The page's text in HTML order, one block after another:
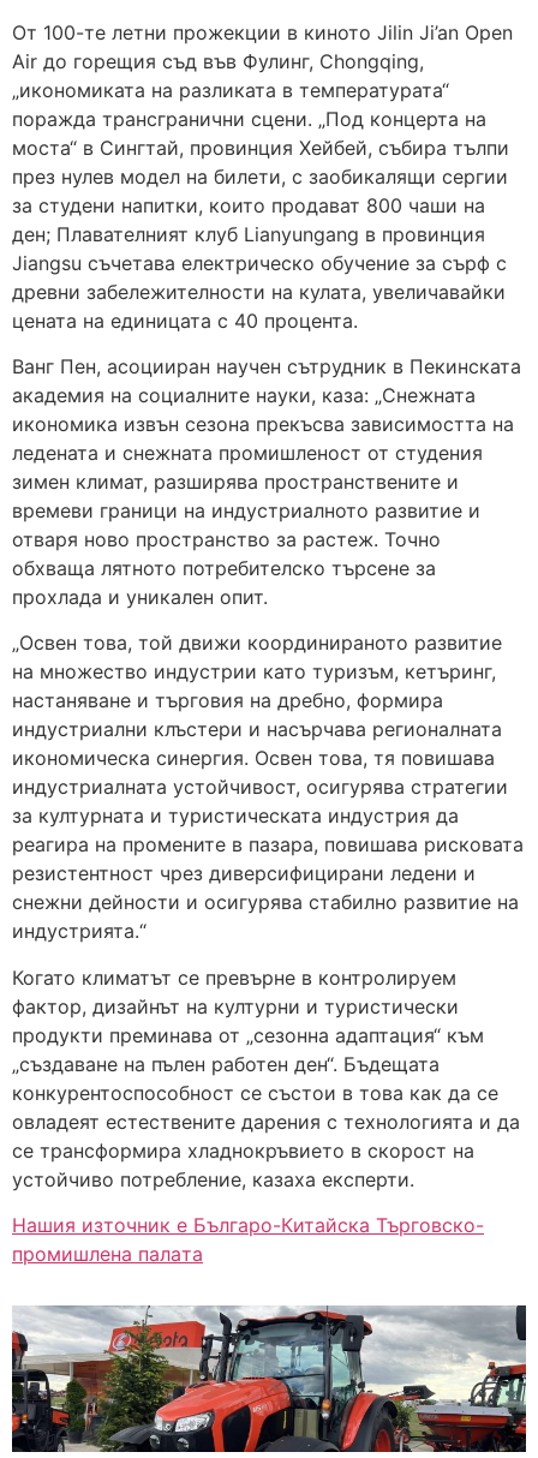
От 100-те летни прожекции в киното Jilin Ji’an Open
Air до горещия съд във Фулинг, Chongqing,
„икономиката на разликата в температурата“
поражда трансгранични сцени. „Под концерта на
моста“ в Сингтай, провинция Хейбей, събира тълпи
през нулев модел на билети, с заобикалящи сергии
за студени напитки, които продават 800 чаши на
ден; Плавателният клуб Lianyungang в провинция
Jiangsu съчетава електрическо обучение за сърф с
древни забележителности на кулата, увеличавайки
цената на единицата с 40 процента.
Ванг Пен, асоцииран научен сътрудник в Пекинската
академия на социалните науки, каза: „Снежната
икономика извън сезона прекъсва зависимостта на
ледената и снежната промишленост от студения
зимен климат, разширява пространствените и
времеви граници на индустриалното развитие и
отваря ново пространство за растеж. Точно
обхваща лятното потребителско търсене за
прохлада и уникален опит.
„Освен това, той движи координираното развитие
на множество индустрии като туризъм, кетъринг,
настаняване и търговия на дребно, формира
индустриални клъстери и насърчава регионалната
икономическа синергия. Освен това, тя повишава
индустриалната устойчивост, осигурява стратегии
за културната и туристическата индустрия да
реагира на промените в пазара, повишава рисковата
резистентност чрез диверсифицирани ледени и
снежни дейности и осигурява стабилно развитие на
индустрията.“
Когато климатът се превърне в контролируем
фактор, дизайнът на културни и туристически
продукти преминава от „сезонна адаптация“ към
„създаване на пълен работен ден“. Бъдещата
конкурентоспособност се състои в това как да се
овладеят естествените дарения с технологията и да
се трансформира хладнокръвието в скорост на
устойчиво потребление, казаха експерти.
Нашия източник е Българо-Китайска Търговско-
промишлена палaта